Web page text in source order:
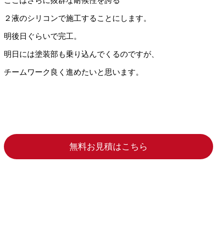
２液のシリコンで施工することにします。
明後日ぐらいで完工。
明日には塗装部も乗り込んでくるのですが、
チームワーク良く進めたいと思います。
無料お見積はこちら